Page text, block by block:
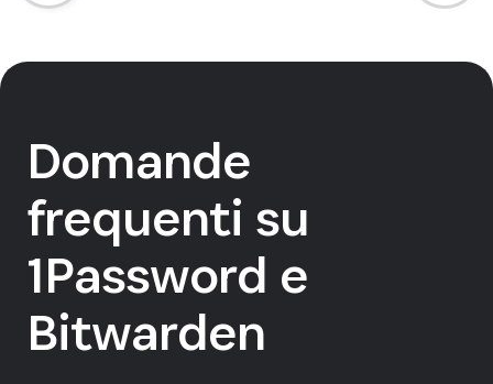
Domande
frequenti su
1Password e
Bitwarden